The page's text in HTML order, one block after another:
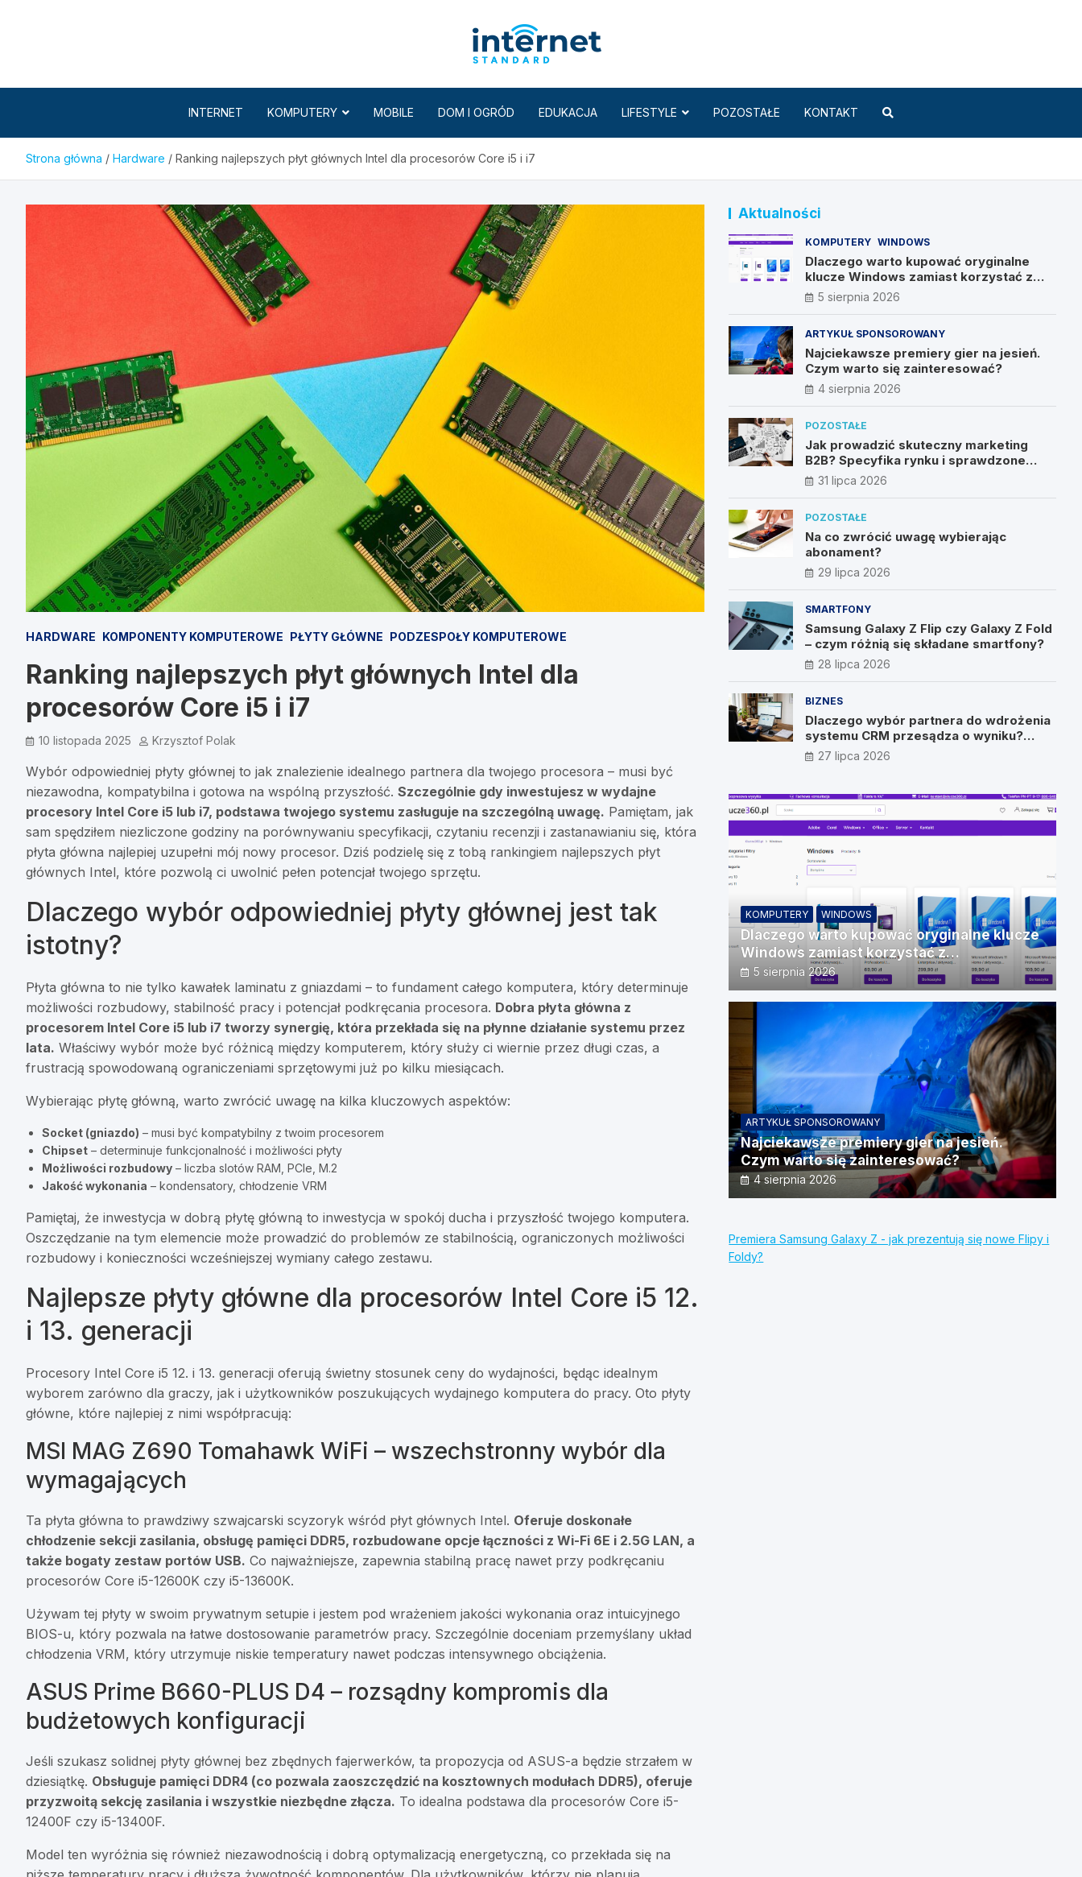
INTERNET KOMPUTERY MOBILE DOM I OGRÓD EDUKACJA LIFESTYLE POZOSTAŁE KONTAKT
Strona główna Hardware Ranking najlepszych płyt głównych Intel dla procesorów Core i5 i i7
HARDWARE KOMPONENTY KOMPUTEROWE PŁYTY GŁÓWNE PODZESPOŁY KOMPUTEROWE
Ranking najlepszych płyt głównych Intel dla
procesorów Core i5 i i7
10 listopada 2025 Krzysztof Polak
Wybór odpowiedniej płyty głównej to jak znalezienie idealnego partnera dla twojego procesora – musi być
niezawodna, kompatybilna i gotowa na wspólną przyszłość. Szczególnie gdy inwestujesz w wydajne
procesory Intel Core i5 lub i7, podstawa twojego systemu zasługuje na szczególną uwagę. Pamiętam, jak
sam spędziłem niezliczone godziny na porównywaniu specyfikacji, czytaniu recenzji i zastanawianiu się, która
płyta główna najlepiej uzupełni mój nowy procesor. Dziś podzielę się z tobą rankingiem najlepszych płyt
głównych Intel, które pozwolą ci uwolnić pełen potencjał twojego sprzętu.
Dlaczego wybór odpowiedniej płyty głównej jest tak
istotny?
Płyta główna to nie tylko kawałek laminatu z gniazdami – to fundament całego komputera, który determinuje
możliwości rozbudowy, stabilność pracy i potencjał podkręcania procesora. Dobra płyta główna z
procesorem Intel Core i5 lub i7 tworzy synergię, która przekłada się na płynne działanie systemu przez
lata. Właściwy wybór może być różnicą między komputerem, który służy ci wiernie przez długi czas, a
frustracją spowodowaną ograniczeniami sprzętowymi już po kilku miesiącach.
Wybierając płytę główną, warto zwrócić uwagę na kilka kluczowych aspektów:
Socket (gniazdo) – musi być kompatybilny z twoim procesorem
Chipset – determinuje funkcjonalność i możliwości płyty
Możliwości rozbudowy – liczba slotów RAM, PCIe, M.2
Jakość wykonania – kondensatory, chłodzenie VRM
Pamiętaj, że inwestycja w dobrą płytę główną to inwestycja w spokój ducha i przyszłość twojego komputera.
Oszczędzanie na tym elemencie może prowadzić do problemów ze stabilnością, ograniczonych możliwości
rozbudowy i konieczności wcześniejszej wymiany całego zestawu.
Najlepsze płyty główne dla procesorów Intel Core i5 12.
i 13. generacji
Procesory Intel Core i5 12. i 13. generacji oferują świetny stosunek ceny do wydajności, będąc idealnym
wyborem zarówno dla graczy, jak i użytkowników poszukujących wydajnego komputera do pracy. Oto płyty
główne, które najlepiej z nimi współpracują:
MSI MAG Z690 Tomahawk WiFi – wszechstronny wybór dla
wymagających
Ta płyta główna to prawdziwy szwajcarski scyzoryk wśród płyt głównych Intel. Oferuje doskonałe
chłodzenie sekcji zasilania, obsługę pamięci DDR5, rozbudowane opcje łączności z Wi-Fi 6E i 2.5G LAN, a
także bogaty zestaw portów USB. Co najważniejsze, zapewnia stabilną pracę nawet przy podkręcaniu
procesorów Core i5-12600K czy i5-13600K.
Używam tej płyty w swoim prywatnym setupie i jestem pod wrażeniem jakości wykonania oraz intuicyjnego
BIOS-u, który pozwala na łatwe dostosowanie parametrów pracy. Szczególnie doceniam przemyślany układ
chłodzenia VRM, który utrzymuje niskie temperatury nawet podczas intensywnego obciążenia.
ASUS Prime B660-PLUS D4 – rozsądny kompromis dla
budżetowych konfiguracji
Jeśli szukasz solidnej płyty głównej bez zbędnych fajerwerków, ta propozycja od ASUS-a będzie strzałem w
dziesiątkę. Obsługuje pamięci DDR4 (co pozwala zaoszczędzić na kosztownych modułach DDR5), oferuje
przyzwoitą sekcję zasilania i wszystkie niezbędne złącza. To idealna podstawa dla procesorów Core i5-
12400F czy i5-13400F.
Model ten wyróżnia się również niezawodnością i dobrą optymalizacją energetyczną, co przekłada się na
Aktualności
KOMPUTERY WINDOWS
Dlaczego warto kupować oryginalne
klucze Windows zamiast korzystać z
nieautoryzowanych źródeł?
5 sierpnia 2026
ARTYKUŁ SPONSOROWANY
Najciekawsze premiery gier na jesień.
Czym warto się zainteresować?
4 sierpnia 2026
POZOSTAŁE
Jak prowadzić skuteczny marketing
B2B? Specyfika rynku i sprawdzone
metody
31 lipca 2026
POZOSTAŁE
Na co zwrócić uwagę wybierając
abonament?
29 lipca 2026
SMARTFONY
Samsung Galaxy Z Flip czy Galaxy Z Fold
– czym różnią się składane smartfony?
28 lipca 2026
BIZNES
Dlaczego wybór partnera do wdrożenia
systemu CRM przesądza o wyniku?
Wywiad z Pawłem Prymakowskim, CEO
IT Vision
27 lipca 2026
KOMPUTERY WINDOWS
Dlaczego warto kupować oryginalne klucze
Windows zamiast korzystać z
nieautoryzowanych źródeł?
5 sierpnia 2026
ARTYKUŁ SPONSOROWANY
Najciekawsze premiery gier na jesień.
Czym warto się zainteresować?
4 sierpnia 2026
Premiera Samsung Galaxy Z - jak prezentują się nowe Flipy i
Foldy?